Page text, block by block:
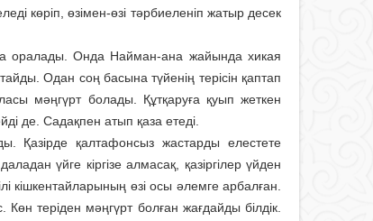
көріп, өзімен-өзі тәрбиеленіп жатыр десек
оралады. Онда Найман-ана жайында хикая
Одан соң басына түйенің терісін қаптап
мәңгүрт болады. Құтқаруға қуып жеткен
де. Садақпен атып қаза етеді.
Қазірде қалтафонсыз жастарды елестете
үйге кіргізе алмасақ, қазіргілер үйден
кішкентайларының өзі осы әлемге арбалған.
теріден мәңгүрт болған жағдайды білдік.